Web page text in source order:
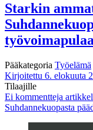
Starkin
Pääkategoria Työelämä
Kirjoitettu 6. elokuuta
Tilaajille
Ei kommentteja
Suhdannekuopasta